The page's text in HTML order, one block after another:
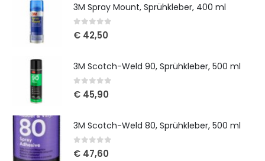
3M Spray Mount, Sprühkleber, 400 ml
0out of 5
€ 42,50
3M Scotch-Weld 90, Sprühkleber, 500 ml
0out of 5
€ 45,90
3M Scotch-Weld 80, Sprühkleber, 500 ml
0out of 5
€ 47,60